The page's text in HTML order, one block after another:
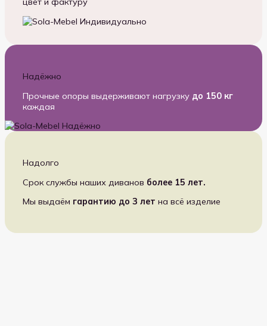
Надёжно
Прочные опоры выдерживают нагрузку до 150 кг
каждая
Надолго
Срок службы наших диванов более 15 лет.
Мы выдаём гарантию до 3 лет на всё изделие